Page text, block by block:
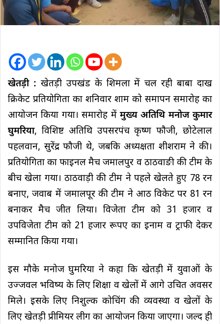
खेतड़ी : खेतड़ी उपखंड के शिमला में चल रही बाबा दाख
क्रिकेट प्रतियोगिता का शनिवार शाम को समापन समारोह का
आयोजन किया गया। समारोह में मुख्य अतिथि मनोज कुमार
घुमरिया, विशिष्ट अतिथि उपसरपंच कृष्ण फौजी, छोटेलाल
पहलवान, सुरेंद्र फौजी थे, जबकि अध्यक्षता शीशराम ने की।
प्रतियोगिता का फाइनल मैच जमालपुर व ठाठवाङी की टीम के
बीच खेला गया। ठाठवाड़ी की टीम ने पहले खेलते हुए 78 रन
बनाए, जवाब में जमालपूर की टीम ने आठ विकेट पर 81 रन
बनाकर मैच जीत लिया। विजेता टीम को 31 हजार व
उपविजेता टीम को 21 हजार रूपए का इनाम व ट्राफी देकर
सम्मानित किया गया।
इस मौके मनोज घुमरिया ने कहा कि खेतड़ी में युवाओं के
उज्जवल भविष्य के लिए शिक्षा व खेलों में आगे उचित अवसर
मिले। इसके लिए निशुल्क कोचिंग की व्यवस्था व खेलों के
लिए खेतड़ी प्रीमियर लीग का आयोजन किया जाएगा। जल्द ही